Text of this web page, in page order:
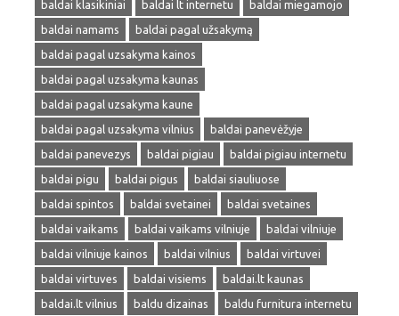
baldai klasikiniai baldai lt internetu
baldai miegamojo
baldai namams
baldai pagal užsakymą
baldai pagal uzsakyma kainos
baldai pagal uzsakyma kaunas
baldai pagal uzsakyma kaune
baldai pagal uzsakyma vilnius
baldai panevėžyje
baldai panevezys
baldai pigiau
baldai pigiau internetu
baldai pigu
baldai pigus
baldai siauliuose
baldai spintos
baldai svetainei
baldai svetaines
baldai vaikams
baldai vaikams vilniuje
baldai vilniuje
baldai vilniuje kainos
baldai vilnius
baldai virtuvei
baldai virtuves
baldai visiems
baldai.lt kaunas
baldai.lt vilnius
baldu dizainas
baldu furnitura internetu